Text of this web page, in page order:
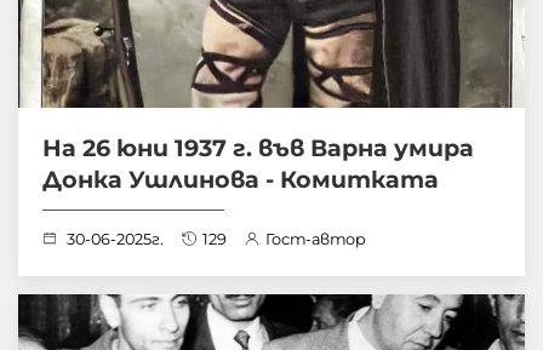
На 26 юни 1937 г. във Варна умира
Донка Ушлинова - Комитката
30-06-2025г. 129 Гост-автор